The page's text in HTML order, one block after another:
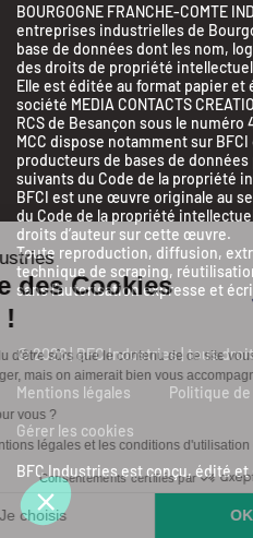
BOURGOGNE FRANCHE-COMTE
entreprises industrielles de
base de données dont les nom,
des droits de propriété
Elle est éditée au format papier
société MEDIA CONTACTS
RCS de Besançon sous le numéro
MCC dispose notamment sur
producteurs de bases de données
suivants du Code de la propriété
BFCI est une œuvre originale au
du Code de la propriété
droits d’auteur sur cette œuvre.
Toute reproduction, diffusion,
technique de scraping,
sans l’autorisation expresse et
© 2026 | BFC Industries | tous
Mentions légales Politique
Gérer les cookies
BFC Industries est conçu, édité
BFC Industries
Utilise des
On a attendu d'être sûrs que le
vous déranger, mais on aimerait bien
visite...
C'est OK pour vous ?
Lire les mentions légales et les
Consentements